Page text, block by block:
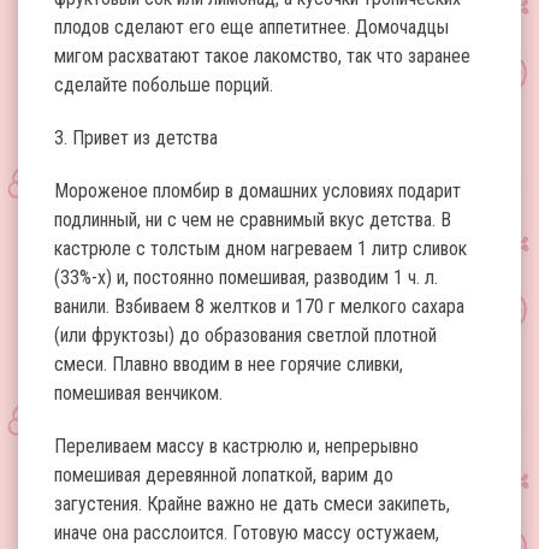
плодов сделают его еще аппетитнее. Домочадцы
мигом расхватают такое лакомство, так что заранее
сделайте побольше порций.
3. Привет из детства
Мороженое пломбир в домашних условиях подарит
подлинный, ни с чем не сравнимый вкус детства. В
кастрюле с толстым дном нагреваем 1 литр сливок
(33%-х) и, постоянно помешивая, разводим 1 ч. л.
ванили. Взбиваем 8 желтков и 170 г мелкого сахара
(или фруктозы) до образования светлой плотной
смеси. Плавно вводим в нее горячие сливки,
помешивая венчиком.
Переливаем массу в кастрюлю и, непрерывно
помешивая деревянной лопаткой, варим до
загустения. Крайне важно не дать смеси закипеть,
иначе она расслоится. Готовую массу остужаем,